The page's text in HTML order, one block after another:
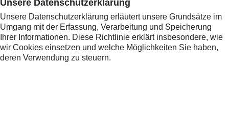
Unsere Datenschutzerklärung
Unsere Datenschutzerklärung erläutert unsere Grundsätze im
Umgang mit der Erfassung, Verarbeitung und Speicherung
Ihrer Informationen. Diese Richtlinie erklärt insbesondere, wie
wir Cookies einsetzen und welche Möglichkeiten Sie haben,
deren Verwendung zu steuern.